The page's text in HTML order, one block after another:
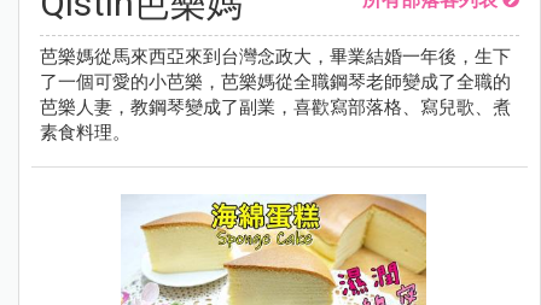
芭樂媽從馬來西亞來到台灣念政大，畢業結婚一年後，生下
了一個可愛的小芭樂，芭樂媽從全職鋼琴老師變成了全職的
芭樂人妻，教鋼琴變成了副業，喜歡寫部落格、寫兒歌、煮
素食料理。